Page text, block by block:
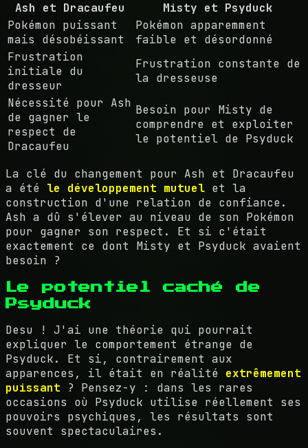
Ash et Dracaufeu
Misty et Psyduck
Pokémon puissant
mais désobéissant
Pokémon apparemment
faible et désordonné
Frustration
initiale du
dresseur
Frustration constante de
la dresseuse
Nécessité pour Ash
de gagner le
respect de
Dracaufeu
Besoin pour Misty de
comprendre et exploiter
le potentiel de Psyduck
La clé du changement pour Ash et Dracaufeu
a été le développement mutuel et la
construction d'une relation de confiance.
Ash a dû s'élever au niveau de son Pokémon
pour gagner son respect. Et si c'était
exactement ce dont Misty et Psyduck avaient
besoin ?
Le potentiel caché de
Psyduck
Desu ! J'ai une théorie qui pourrait
expliquer le comportement étrange de
Psyduck. Et si, contrairement aux
apparences, il était en réalité extrêmement
puissant ? Pensez-y : dans les rares
occasions où Psyduck utilise réellement ses
pouvoirs psychiques, les résultats sont
souvent spectaculaires.